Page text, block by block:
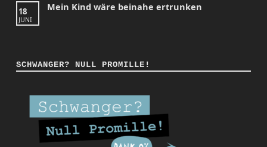
18
JUNI
Mein Kind wäre beinahe ertrunken
SCHWANGER? NULL PROMILLE!